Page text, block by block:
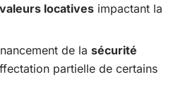
valeurs locatives impactant la
de la sécurité
partielle de certains